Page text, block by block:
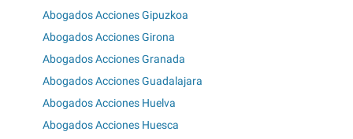
Abogados Acciones Gipuzkoa
Abogados Acciones Girona
Abogados Acciones Granada
Abogados Acciones Guadalajara
Abogados Acciones Huelva
Abogados Acciones Huesca